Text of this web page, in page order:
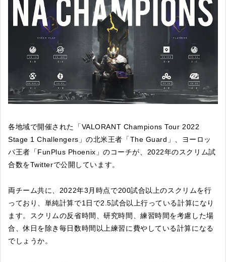
各地域で開催された「VALORANT Champions Tour 2022
Stage 1 Challengers」の北米王者「The Guard」、ヨーロッ
パ王者「FunPlus Phoenix」のコーチが、2022年のスクリム試
合数をTwitterで公開しています。
両チーム共に、2022年3月時点で200試合以上のスクリムを行
っており、単純計算で1日で2.5試合以上行っている計算になり
ます。スクリムの反省時間、研究時間、練習時間を考慮した場
合、休日を除き毎日数時間以上練習に費やしている計算になる
でしょうか。